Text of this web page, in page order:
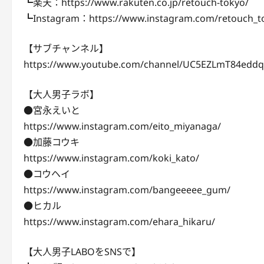
┗Instagram：https://www.instagram.com/
【サブチャンネル】
https://www.youtube.com/channel/
【大人男子ラボ】
●宮永えいと
https://www.instagram.com/eito_miyanaga/
●加藤コウキ
https://www.instagram.com/koki_kato/
●コウヘイ
https://www.instagram.com/bangeeeee_gum/
●ヒカル
https://www.instagram.com/ehara_hikaru/
【大人男子LABOをSNSで】